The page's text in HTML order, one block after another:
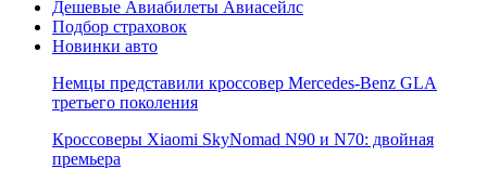
Дешевые Авиабилеты Авиасейлс
Подбор страховок
Новинки авто
Немцы представили кроссовер Mercedes-Benz GLA
третьего поколения
Кроссоверы Xiaomi SkyNomad N90 и N70: двойная
премьера